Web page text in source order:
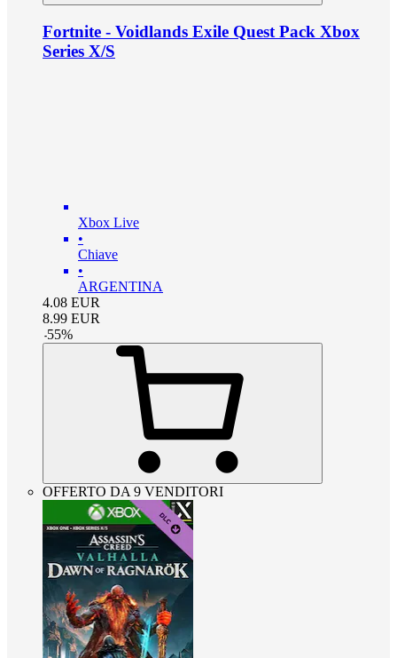
Fortnite - Voidlands Exile Quest Pack Xbox
Series X/S
Xbox Live
•
Chiave
•
ARGENTINA
4.08 EUR
8.99 EUR
-55%
OFFERTO DA 9 VENDITORI